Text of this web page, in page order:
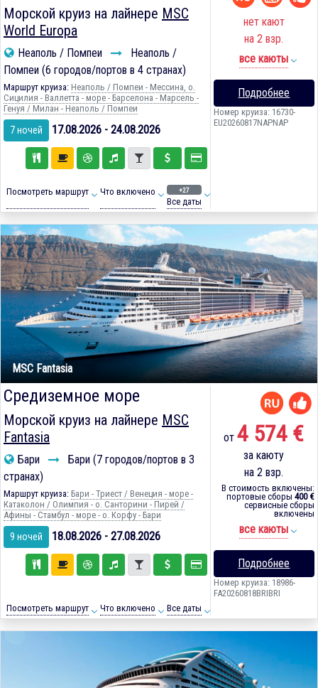
Морской круиз на лайнере MSC
World Europa
Неаполь / Помпеи
Неаполь /
Помпеи (6 городов/портов в 4 странах)
Маршрут круиза: Неаполь / Помпеи - Мессина, о.
Сицилия - Валлетта - море - Барселона - Марсель -
Генуя / Милан - Неаполь / Помпеи
7 ночей 17.08.2026 - 24.08.2026
Посмотреть маршрут Что включено +27
Все даты
нет кают
на 2 взр.
все каюты
Подробнее
Номер круиза: 16730-
EU20260817NAPNAP
MSC Fantasia
Средиземное море
Морской круиз на лайнере MSC
Fantasia
Бари
Бари (7 городов/портов в 3
странах)
Маршрут круиза: Бари - Триест / Венеция - море -
Катаколон / Олимпия - о. Санторини - Пирей /
Афины - Стамбул - море - о. Корфу - Бари
9 ночей 18.08.2026 - 27.08.2026
Посмотреть маршрут Что включено Все даты
от4 574 €
за каюту
на 2 взр.
В стоимость включены:
портовые сборы 400 €
сервисные сборы
включены
все каюты
Подробнее
Номер круиза: 18986-
FA20260818BRIBRI